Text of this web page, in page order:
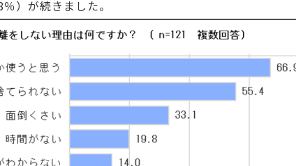
）が続きました。